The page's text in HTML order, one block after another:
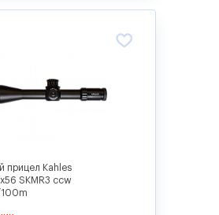
прицел Kahles
SKMR3 ccw
100m